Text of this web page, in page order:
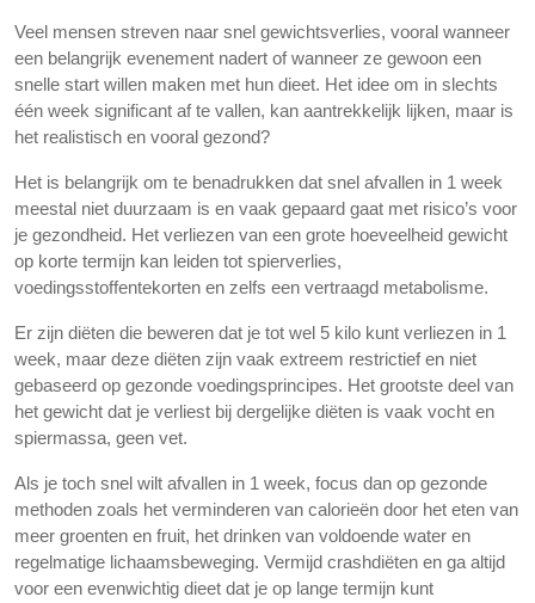
Veel mensen streven naar snel gewichtsverlies, vooral wanneer
een belangrijk evenement nadert of wanneer ze gewoon een
snelle start willen maken met hun dieet. Het idee om in slechts
één week significant af te vallen, kan aantrekkelijk lijken, maar is
het realistisch en vooral gezond?
Het is belangrijk om te benadrukken dat snel afvallen in 1 week
meestal niet duurzaam is en vaak gepaard gaat met risico’s voor
je gezondheid. Het verliezen van een grote hoeveelheid gewicht
op korte termijn kan leiden tot spierverlies,
voedingsstoffentekorten en zelfs een vertraagd metabolisme.
Er zijn diëten die beweren dat je tot wel 5 kilo kunt verliezen in 1
week, maar deze diëten zijn vaak extreem restrictief en niet
gebaseerd op gezonde voedingsprincipes. Het grootste deel van
het gewicht dat je verliest bij dergelijke diëten is vaak vocht en
spiermassa, geen vet.
Als je toch snel wilt afvallen in 1 week, focus dan op gezonde
methoden zoals het verminderen van calorieën door het eten van
meer groenten en fruit, het drinken van voldoende water en
regelmatige lichaamsbeweging. Vermijd crashdiëten en ga altijd
voor een evenwichtig dieet dat je op lange termijn kunt